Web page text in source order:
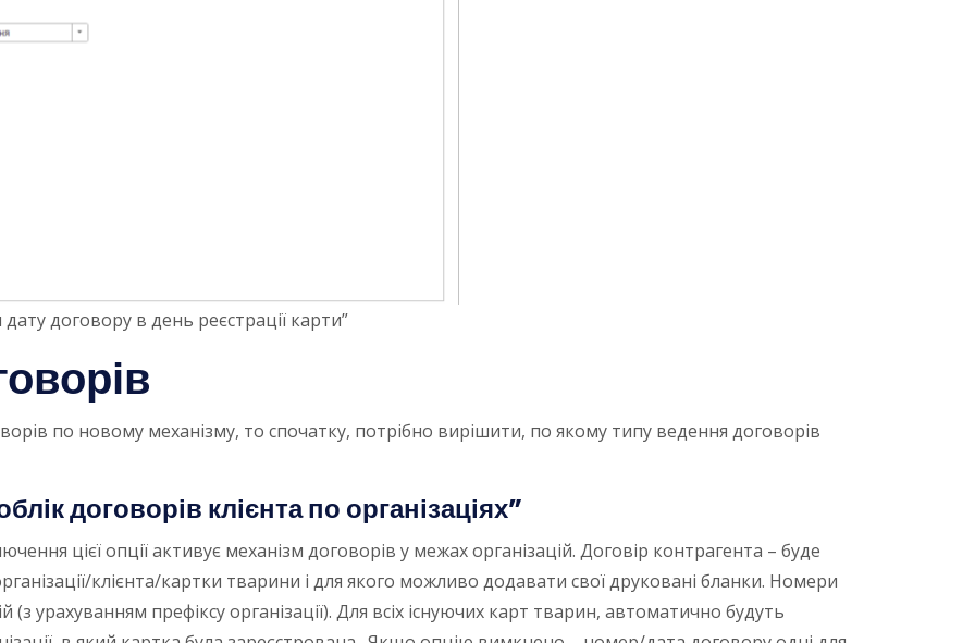
договору в день реєстрації карти”
по новому механізму, то спочатку, потрібно вирішити, по якому типу ведення договорів
договорів клієнта по організаціях”
цієї опції активує механізм договорів у межах організацій. Договір контрагента – буде
клієнта/картки тварини і для якого можливо додавати свої друковані бланки. Номери
урахуванням префіксу організації). Для всіх існуючих карт тварин, автоматично будуть